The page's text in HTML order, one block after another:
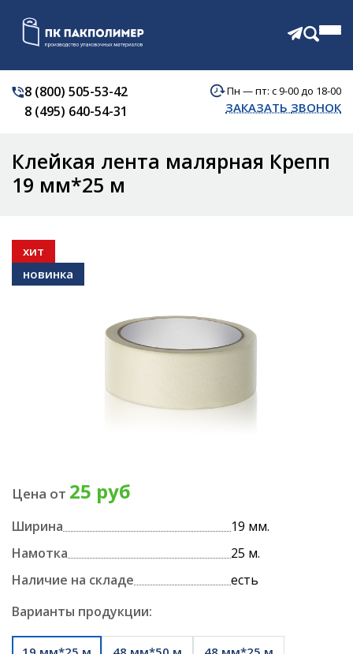
КАТАЛОГ
О КОМПАНИИ
ОТЗЫВЫ
ДОСТАВКА
8 (800) 505-53-42
8 (495) 640-54-31
Пн — пт: с 9-00 до 18-00
ЗАКАЗАТЬ ЗВОНОК
Клейкая лента малярная Крепп
19 мм*25 м
хит
новинка
Цена от 25 руб
Ширина
19 мм.
Намотка
25 м.
Наличие на складе
есть
Варианты продукции: